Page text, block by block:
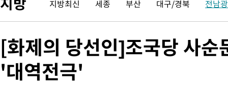
-9412초 전 >
[속보]코스닥, 55.66포인트(6.97%) 오른 854.47 마감
-6119초 전 >대포통장 107개로 불법도박 수익 5062억 세탁…19명 검거
로 임시 배치해 산단 조기 착공"
-1746초 전 >
포항스틸야드 관중석 천장 석재 낙하…K리그 전구장 긴급 점검
2시간 전 >[속보]'전장연 시위' 1호선 용산역 상행선 무정차 통과 종료
3시간 전 >[속보]코스닥 지수 5%대 급등에 '매수 사이드카' 발동
지방최신 세종 부산 대구/경북 전남
[화제의 당선인]조국당 사
'대역전극'